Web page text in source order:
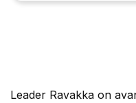
Leader Ravakka on